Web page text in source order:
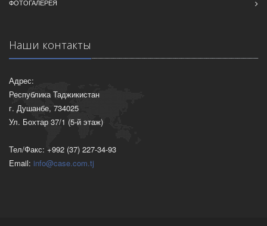
ФОТОГАЛЕРЕЯ
Наши контакты
Адрес:
Республика Таджикистан
г. Душанбе, 734025
Ул. Бохтар 37/1 (5-й этаж)
Тел/Факс: +992 (37) 227-34-93
Email: info@case.com.tj